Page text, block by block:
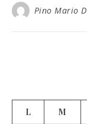
Pino Mario
L M